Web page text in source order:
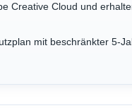
Creative Cloud und
mit beschränkter 5-